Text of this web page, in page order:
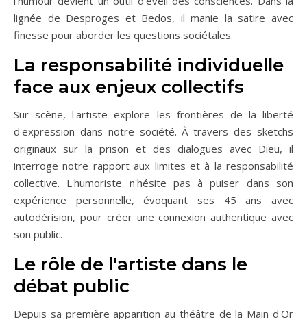
lignée de Desproges et Bedos, il manie la satire avec
finesse pour aborder les questions sociétales.
La responsabilité individuelle
face aux enjeux collectifs
Sur scène, l'artiste explore les frontières de la liberté
d'expression dans notre société. À travers des sketchs
originaux sur la prison et des dialogues avec Dieu, il
interroge notre rapport aux limites et à la responsabilité
collective. L'humoriste n'hésite pas à puiser dans son
expérience personnelle, évoquant ses 45 ans avec
autodérision, pour créer une connexion authentique avec
son public.
Le rôle de l'artiste dans le
débat public
Depuis sa première apparition au théâtre de la Main d'Or